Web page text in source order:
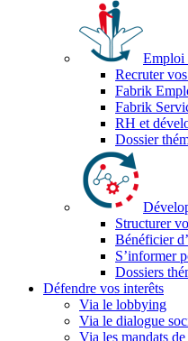
Emploi
Recruter
Fabrik
Fabrik
RH et
Dossier
Structurer
Bénéficier
S’informer
Dossiers
Défendre vos interêts
Via le lobbying
Via le dialogue
Via les mandats